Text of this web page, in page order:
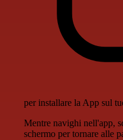
per installare la App sul
Mentre navighi nell'app,
schermo per tornare alle